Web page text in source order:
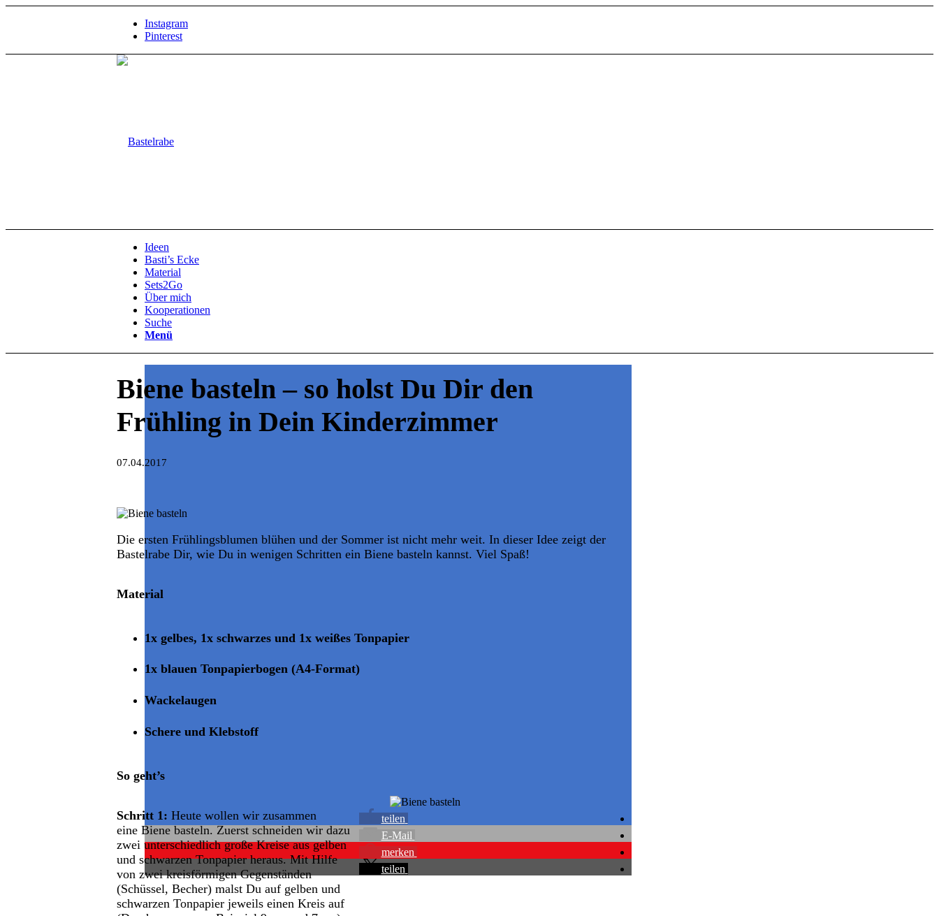
Instagram
Pinterest
Ideen
Basti’s Ecke
Material
Sets2Go
Über mich
Kooperationen
Suche
Menü
Biene basteln – so holst Du Dir den
Frühling in Dein Kinderzimmer
07.04.2017
Die ersten Frühlingsblumen blühen und der Sommer ist nicht mehr weit. In dieser Idee zeigt der
Bastelrabe Dir, wie Du in wenigen Schritten ein Biene basteln kannst. Viel Spaß!
Material
1x gelbes, 1x schwarzes und 1x weißes Tonpapier
1x blauen Tonpapierbogen (A4-Format)
Wackelaugen
Schere und Klebstoff
So geht’s
Schritt 1: Heute wollen wir zusammen
eine Biene basteln. Zuerst schneiden wir dazu
zwei unterschiedlich große Kreise aus gelben
und schwarzen Tonpapier heraus. Mit Hilfe
von zwei kreisförmigen Gegenständen
(Schüssel, Becher) malst Du auf gelben und
schwarzen Tonpapier jeweils einen Kreis auf
teilen
E-Mail
merken
teilen